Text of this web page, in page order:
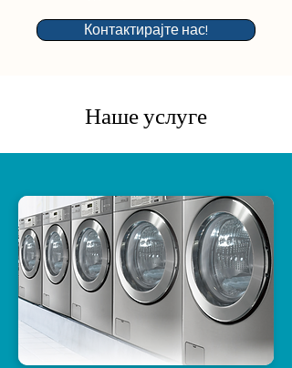
Контактирајте нас!
Наше услуге